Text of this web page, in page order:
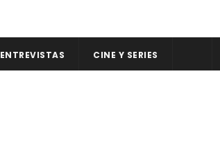
ENTREVISTAS CINE Y SERIES